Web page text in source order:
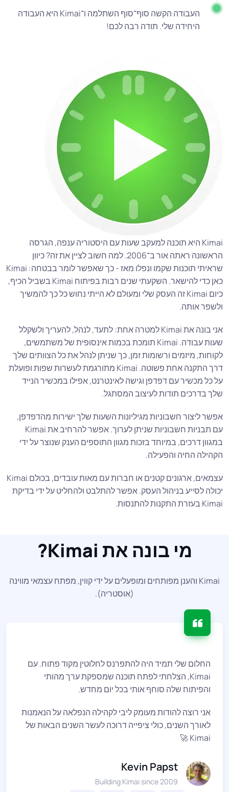
העבודה הקשה סוף־סוף השתלמה ו־Kimai היא העבודה
היחידה שלי. תודה רבה לכם!
Kimai היא תוכנה למעקב שעות עם היסטוריה ענפה, הגרסה
הראשונה ראתה אור ב־2006. למה חשוב לציין את זה? כיוון
שראיתי תוכנות שקמו ונפלו מאז - כך שאפשר לומר בבטחה: Kimai
כאן כדי להישאר. השקעתי שנים רבות בפיתוח Kimai בשביל הכיף,
כיום Kimai זה העסק שלי ומעולם לא הייתי נחוש כל כך להמשיך
ולשפר אותה.
אני בונה את Kimai למטרה אחת: לתעד, לנהל, להעריך ולשקלל
שעות עבודה. Kimai תומכת בכמות אינסופית של משתמשים,
לקוחות, מיזמים ורשומות זמן, כך שניתן לנהל את כל הצוותים שלך
דרך התקנה אחת פשוטה. Kimai מתורגמת לעשרות שפות ופועלת
על כל מכשיר עם דפדפן וגישה לאינטרנט, אפילו במכשיר הנייד
שלך בדרכים תודות לעיצוב המסתגל.
אפשר ליצור חשבוניות מגיליונות השעות שלך ישירות מהדפדפן,
עם תבניות חשבוניות שניתן לערוך. אפשר להרחיב את Kimai
במגוון דרכים, במיוחד בזכות מגוון התוספים הענק שנוצר על ידי
הקהילה החיה והפעילה.
עצמאים, ארגונים קטנים או חברות עם מאות עובדים, בכולם Kimai
יכולה לסייע בניהול העסק. אפשר להתלבט ולהחליט על ידי בדיקת
Kimai בעזרת התקנות להתנסות.
מי בונה את Kimai?
Kimai והענן מפותחים ומופעלים על ידי קווין, מפתח עצמאי מווינה
(אוסטריה).
החלום שלי תמיד היה להתפרנס לחלוטין מקוד פתוח. עם
Kimai, הצלחתי לפתח תוכנה שמספקת ערך מהותי
והפיתוח שלה סוחף אותי בכל יום מחדש.
אני רוצה להודות מעומק ליבי לקהילה הנפלאה על הנאמנות
לאורך השנים, כולי ציפייה דרוכה לעשר השנים הבאות של
Kimai 🚀
Kevin Papst
Building Kimai since 2009